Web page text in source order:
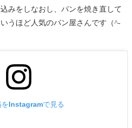
みをしなおし、パンを焼き直して
うほど人気のパン屋さんです（^-
をInstagramで見る